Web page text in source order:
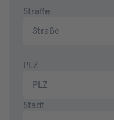
Straße
PLZ
Stadt